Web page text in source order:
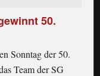
50.
Sonntag der 50.
Team der SG